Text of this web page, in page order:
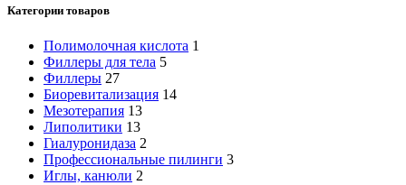
Категории товаров
Полимолочная кислота 1
Филлеры для тела 5
Филлеры 27
Биоревитализация 14
Мезотерапия 13
Липолитики 13
Гиалуронидаза 2
Профессиональные пилинги 3
Иглы, канюли 2